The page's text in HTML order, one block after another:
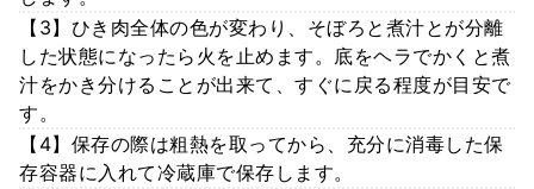
【3】ひき肉全体の色が変わり、そぼろと煮汁とが分離
した状態になったら火を止めます。底をヘラでかくと煮
汁をかき分けることが出来て、すぐに戻る程度が目安で
す。
【4】保存の際は粗熱を取ってから、充分に消毒した保
存容器に入れて冷蔵庫で保存します。